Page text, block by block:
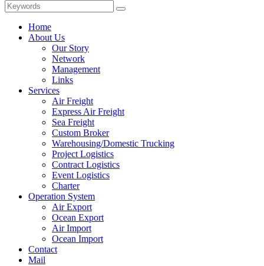
Home
About Us
Our Story
Network
Management
Links
Services
Air Freight
Express Air Freight
Sea Freight
Custom Broker
Warehousing/Domestic Trucking
Project Logistics
Contract Logistics
Event Logistics
Charter
Operation System
Air Export
Ocean Export
Air Import
Ocean Import
Contact
Mail